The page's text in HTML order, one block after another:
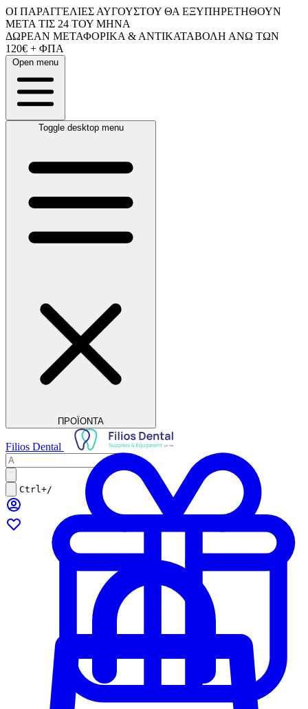
ΟΙ ΠΑΡΑΓΓΕΛΙΕΣ ΑΥΓΟΥΣΤΟΥ ΘΑ ΕΞΥΠΗΡΕΤΗΘΟΥΝ
ΜΕΤΑ ΤΙΣ 24 ΤΟΥ ΜΗΝΑ
ΔΩΡΕΑΝ ΜΕΤΑΦΟΡΙΚΑ & ΑΝΤΙΚΑΤΑΒΟΛΗ ΑΝΩ ΤΩΝ
120€ + ΦΠΑ
Open menu
Toggle desktop menu
ΠΡΟΪΟΝΤΑ
Filios Dental
Ctrl+/